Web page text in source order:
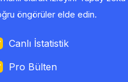
öngörüler elde edin.
Canlı İstatistik
Pro Bülten